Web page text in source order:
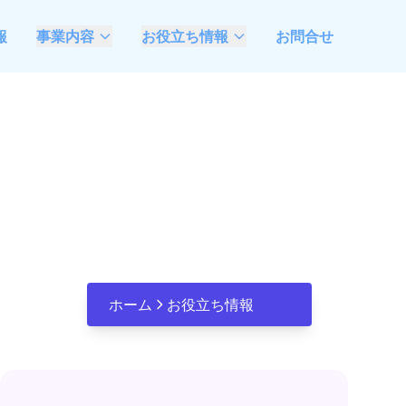
事業内容
Microsoft Azure &
お役立ち情報
お問合せ
ホーム お役立ち情報